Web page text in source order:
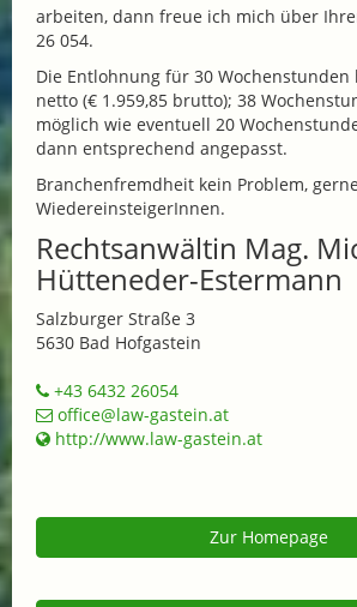
arbeiten, dann freue ich mich über
26 054.
Die Entlohnung für 30 Wochenstunden
netto (€ 1.959,85 brutto); 38
möglich wie eventuell 20
dann entsprechend angepasst.
Branchenfremdheit kein Problem,
WiedereinsteigerInnen.
Rechtsanwältin Mag.
Hütteneder-Estermann
Salzburger Straße 3
5630 Bad Hofgastein
+43 6432 26054
office@law-gastein.at
http://www.law-gastein.at
Zur Homepage